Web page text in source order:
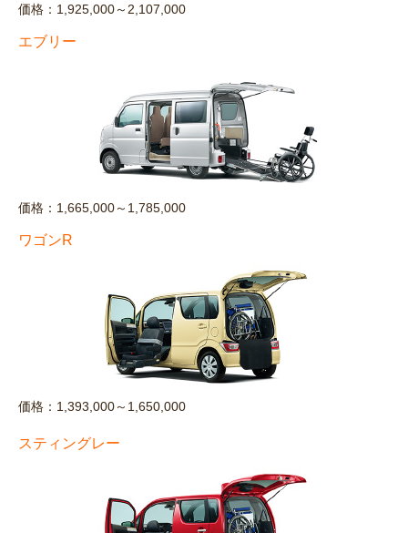
価格：1,925,000～2,107,000
エブリー
価格：1,665,000～1,785,000
ワゴンR
価格：1,393,000～1,650,000
スティングレー